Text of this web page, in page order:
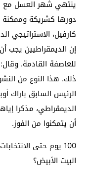
ينتهي شهر العسل مع
دورها كشريكة وممكنة
كارفيل،
إن الديمقراطيين يجب
للعاصفة القادمة.
ذلك. هذا النوع من
الرئيس السابق باراك
الديمقراطي، مذكرا
أن يتمكنوا من الفوز.
100 يوم حتى
البيت الأبيض؟